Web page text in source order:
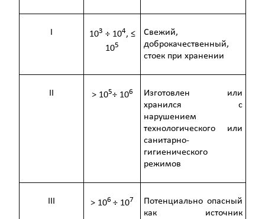
I 103 ÷ 104, ≤
105
Свежий,
доброкачественный,
стоек при хранении
II > 105÷ 106
Изготовлен или
хранился с
нарушением
технологического или
санитарно-
гигиенического
режимов
III > 106 ÷ 107
Потенциально опасный
как источник